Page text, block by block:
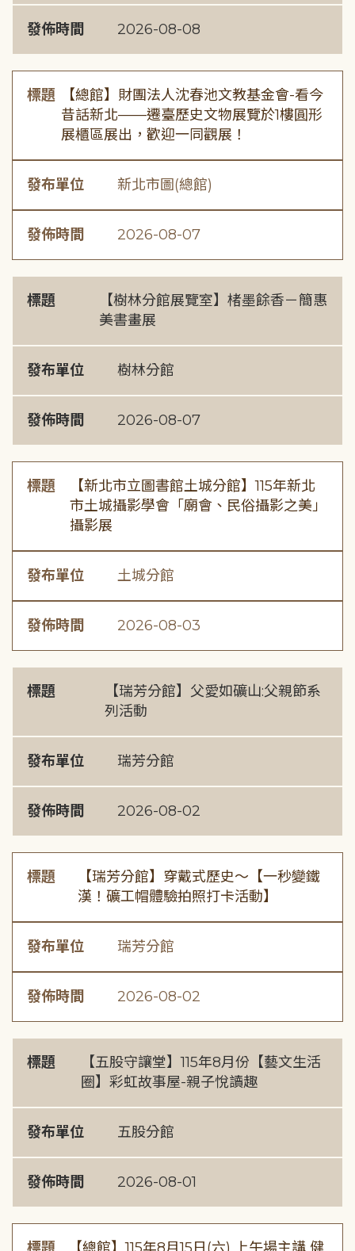
發佈時間 2026-08-08
標題
【總館】財團法人沈春池文教基金會-看今
昔話新北——遷臺歷史文物展覽於1樓圓形
展櫃區展出，歡迎一同觀展！
發布單位 新北市圖(總館)
發佈時間 2026-08-07
標題
【樹林分館展覽室】楮墨餘香－簡惠
美書畫展
發布單位 樹林分館
發佈時間 2026-08-07
標題
【新北市立圖書館土城分館】115年新北
市土城攝影學會「廟會、民俗攝影之美」
攝影展
發布單位 土城分館
發佈時間 2026-08-03
標題
【瑞芳分館】父愛如礦山:父親節系
列活動
發布單位 瑞芳分館
發佈時間 2026-08-02
標題
【瑞芳分館】穿戴式歷史〜【一秒變鐵
漢！礦工帽體驗拍照打卡活動】
發布單位 瑞芳分館
發佈時間 2026-08-02
標題
【五股守讓堂】115年8月份【藝文生活
圈】彩虹故事屋-親子悅讀趣
發布單位 五股分館
發佈時間 2026-08-01